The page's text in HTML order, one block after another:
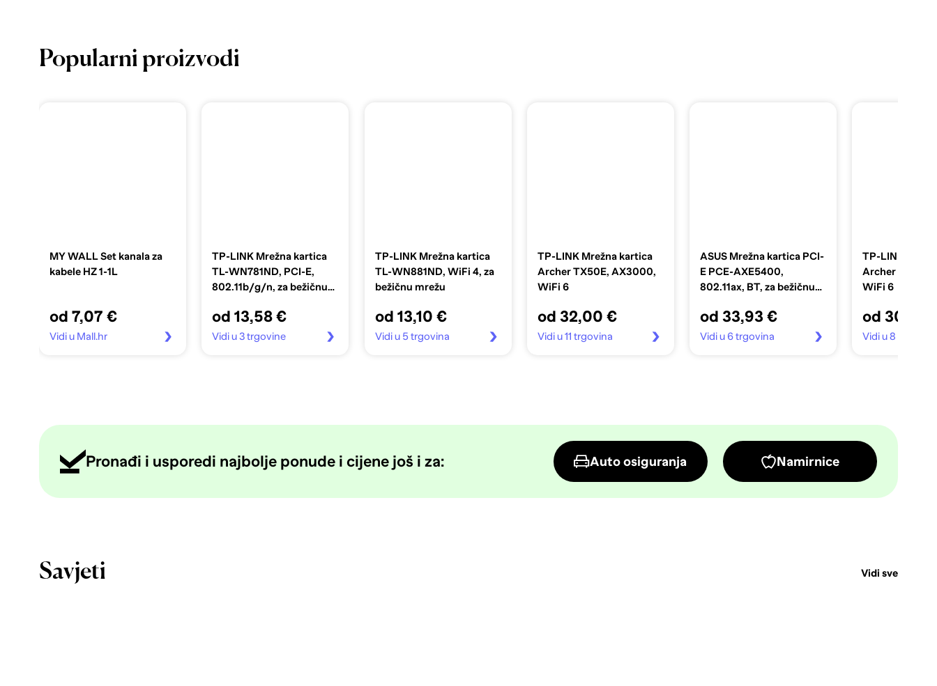
Popularni proizvodi
MY WALL Set kanala za
kabele HZ 1-1L
od 7,07 €
Vidi u Mall.hr
TP-LINK Mrežna kartica
TL-WN781ND, PCI-E,
802.11b/g/n, za bežičnu
od 13,58 €
Vidi u 3 trgovine
TP-LINK Mrežna kartica
TL-WN881ND, WiFi 4, za
bežičnu mrežu
od 13,10 €
Vidi u 5 trgovina
TP-LINK Mrežna kartica
Archer TX50E, AX3000,
WiFi 6
od 32,00 €
Vidi u 11 trgovina
ASUS Mrežna kartica PCI-
E PCE-AXE5400,
802.11ax, BT, za bežičnu
od 33,93 €
Vidi u 6 trgovina
TP-LINK
Archer
WiFi 6
od 30,50
Vidi u 8 trgovina
Pronađi i usporedi najbolje ponude i cijene još i za: Auto osiguranja Namirnice
Savjeti Vidi sve